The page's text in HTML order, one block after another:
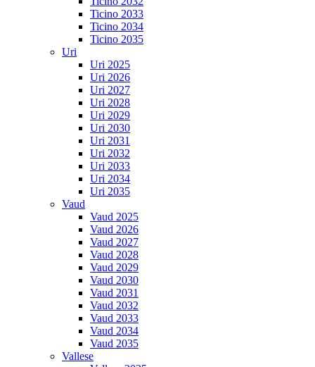
Ticino 2033
Ticino 2034
Ticino 2035
Uri
Uri 2025
Uri 2026
Uri 2027
Uri 2028
Uri 2029
Uri 2030
Uri 2031
Uri 2032
Uri 2033
Uri 2034
Uri 2035
Vaud
Vaud 2025
Vaud 2026
Vaud 2027
Vaud 2028
Vaud 2029
Vaud 2030
Vaud 2031
Vaud 2032
Vaud 2033
Vaud 2034
Vaud 2035
Vallese